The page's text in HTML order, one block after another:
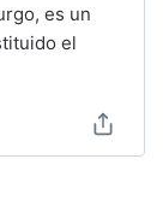
es un
el